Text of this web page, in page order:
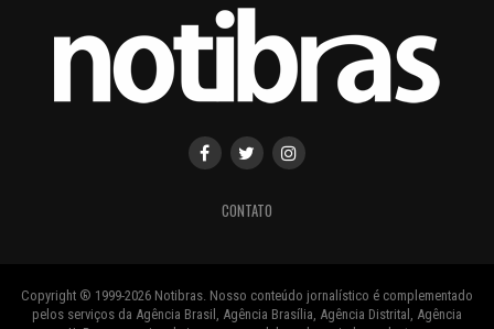
CONTATO
Copyright ® 1999-2026 Notibras. Nosso conteúdo jornalístico é complementado
pelos serviços da Agência Brasil, Agência Brasília, Agência Distrital, Agência